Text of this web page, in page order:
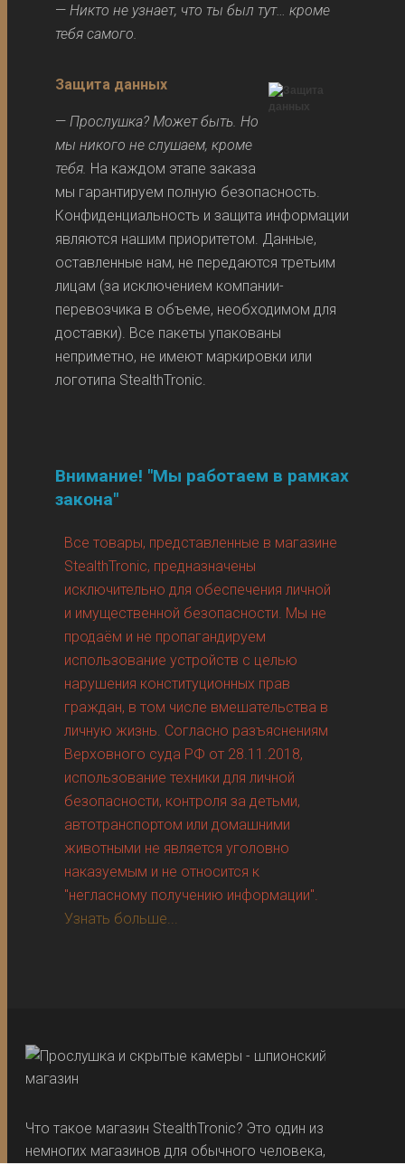
—Никто не узнает, что ты был тут… кроме
тебя самого.
Защита данных
— Прослушка? Может быть. Но
мы никого не слушаем, кроме
тебя. На каждом этапе заказа
мы гарантируем полную безопасность.
Конфиденциальность и защита информации
являются нашим приоритетом. Данные,
оставленные нам, не передаются третьим
лицам (за исключением компании-
перевозчика в объеме, необходимом для
доставки). Все пакеты упакованы
неприметно, не имеют маркировки или
логотипа StealthTronic.
Внимание! "Мы работаем в рамках
закона"
Все товары, представленные в магазине
StealthTronic, предназначены
исключительно для обеспечения личной
и имущественной безопасности. Мы не
продаём и не пропагандируем
использование устройств с целью
нарушения конституционных прав
граждан, в том числе вмешательства в
личную жизнь. Согласно разъяснениям
Верховного суда РФ от 28.11.2018,
использование техники для личной
безопасности, контроля за детьми,
автотранспортом или домашними
животными не является уголовно
наказуемым и не относится к
"негласному получению информации".
Узнать больше...
Что такое магазин StealthTronic? Это один из
немногих магазинов для обычного человека,